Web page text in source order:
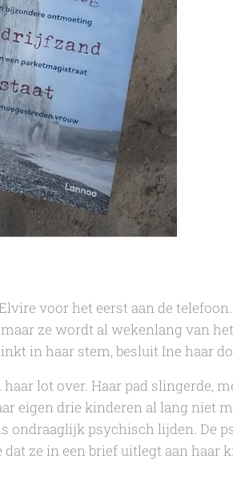
voor het eerst aan de
ze wordt al wekenlang van
in haar stem, besluit Ine haar
lot over. Haar pad slingerde,
eigen drie kinderen al lang niet
ondraaglijk psychisch lijden. De
ze in een brief uitlegt aan haar